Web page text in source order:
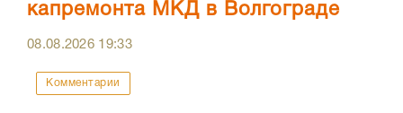
капремонта МКД в Волгограде
08.08.2026 19:33
Комментарии